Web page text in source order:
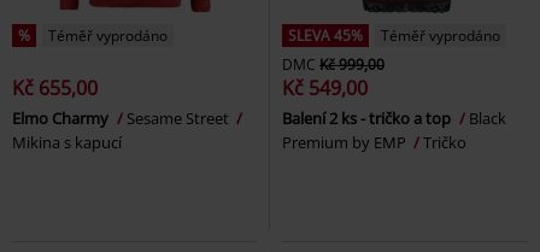
% Téměř vyprodáno
Kč 655,00
Elmo Charmy
Sesame Street
Mikina s kapucí
SLEVA 45%
Téměř vyprodáno
DMC Kč 999,00
Kč 549,00
Balení 2 ks - tričko a top
Black
Premium by EMP
Tričko